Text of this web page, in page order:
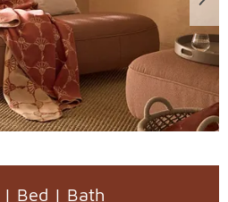
| Bed | Bath